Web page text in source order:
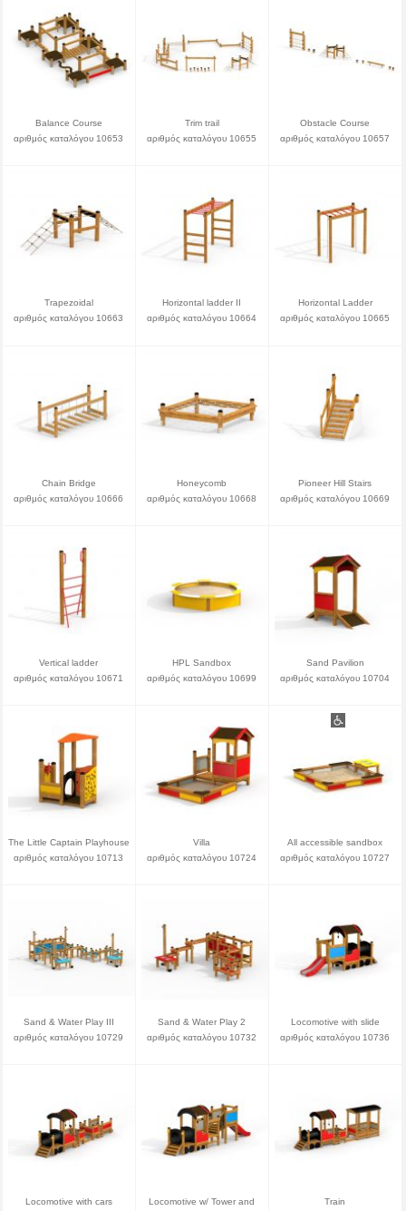
Balance Course
αριθμός καταλόγου 10653
Trim trail
αριθμός καταλόγου 10655
Obstacle Course
αριθμός καταλόγου 10657
Trapezoidal
αριθμός καταλόγου 10663
Horizontal ladder II
αριθμός καταλόγου 10664
Horizontal Ladder
αριθμός καταλόγου 10665
Chain Bridge
αριθμός καταλόγου 10666
Honeycomb
αριθμός καταλόγου 10668
Pioneer Hill Stairs
αριθμός καταλόγου 10669
Vertical ladder
αριθμός καταλόγου 10671
HPL Sandbox
αριθμός καταλόγου 10699
Sand Pavilion
αριθμός καταλόγου 10704
The Little Captain Playhouse
αριθμός καταλόγου 10713
Villa
αριθμός καταλόγου 10724
All accessible sandbox
αριθμός καταλόγου 10727
Sand & Water Play III
αριθμός καταλόγου 10729
Sand & Water Play 2
αριθμός καταλόγου 10732
Locomotive with slide
αριθμός καταλόγου 10736
Locomotive with cars
Locomotive w/ Tower and
Train